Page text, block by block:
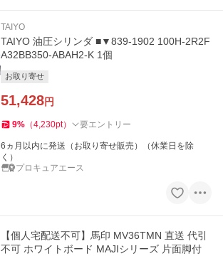
TAIYO
TAIYO 油圧シリンダ ■▼839-1902 100H-2R2F
A32BB350-ABAH2-K 1個
お取り寄せ
51,428円
9% （4,230pt） 要エントリー
6ヵ月以内に発送（お取り寄せ販売）（休業日を除
く）
プロキュアエース
【個人宅配送不可】馬印 MV36TMN 直送 代引
不可 ホワイトボード MAJIシリーズ 片面脚付